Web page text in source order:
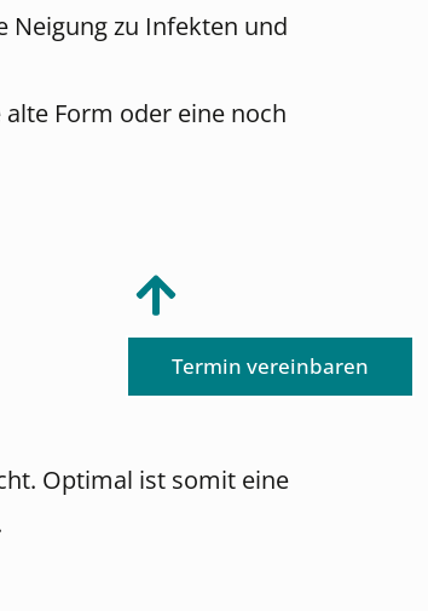
Termin vereinbaren
Neigung zu Infekten und
Form oder eine noch
Optimal ist somit eine